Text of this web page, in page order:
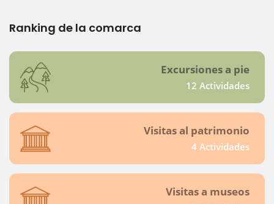
Ranking de la comarca
Excursiones a pie
12 Actividades
Visitas al patrimonio
4 Actividades
Visitas a museos